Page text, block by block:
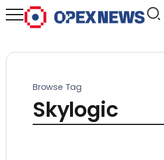
Browse Tag
Skylogic